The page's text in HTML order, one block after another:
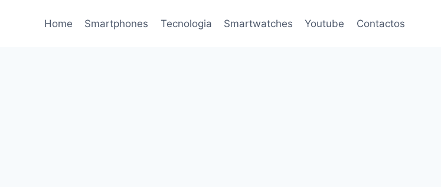
Home Smartphones Tecnologia Smartwatches Youtube Contactos